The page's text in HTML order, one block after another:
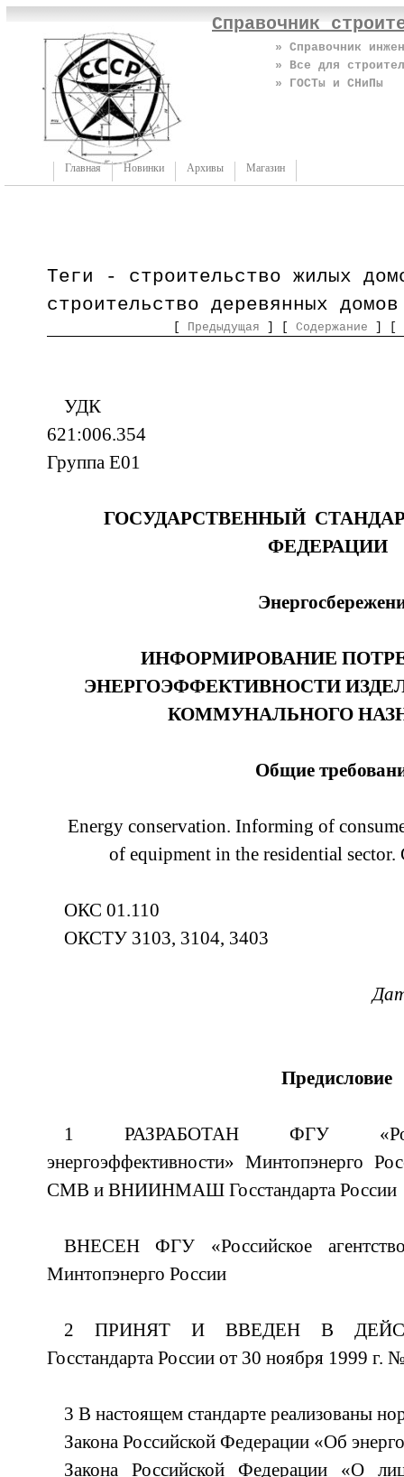
Справочник
» Справочник
» Все для
» ГОСТы и СНиПы
Главная Новинки Архивы Магазин
Теги - строительство жилых
строительство деревянных
Предыдущая Содержание
УДК
Группа Е01
ГОСУДАРСТВЕННЫЙ
ФЕДЕРАЦИИ
ИНФОРМИРОВАНИЕ
ЭНЕРГОЭФФЕКТИВНОСТИ
КОММУНАЛЬНОГО
Общие
Energy conservation. Informing of
of equipment in the residential sector.
ОКС 01.110
ОКСТУ 3103, 3104, 3403
Предисловие
1 РАЗРАБОТАН ФГУ
энергоэффективности» Минтопэнерго
СМВ и ВНИИНМАШ Госстандарта России
ВНЕСЕН ФГУ «Российское агентство
Минтопэнерго России
2 ПРИНЯТ И ВВЕДЕН В
Госстандарта России от 30 ноября 1999 г.
3 В настоящем стандарте реализованы
Закона Российской Федерации «Об
Закона Российской Федерации «О